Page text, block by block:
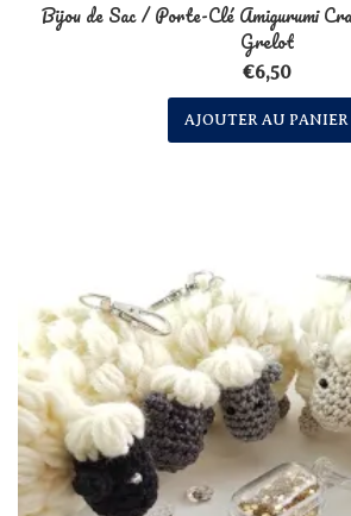
Bijou de Sac / Porte-Clé Amigurumi
Grelot
€6,50
AJOUTER AU PANIER